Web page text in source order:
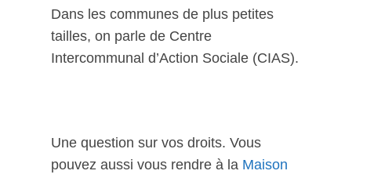
Dans les communes de plus petites
tailles, on parle de Centre
Intercommunal d’Action Sociale (CIAS).
Une question sur vos droits. Vous
pouvez aussi vous rendre à la Maison